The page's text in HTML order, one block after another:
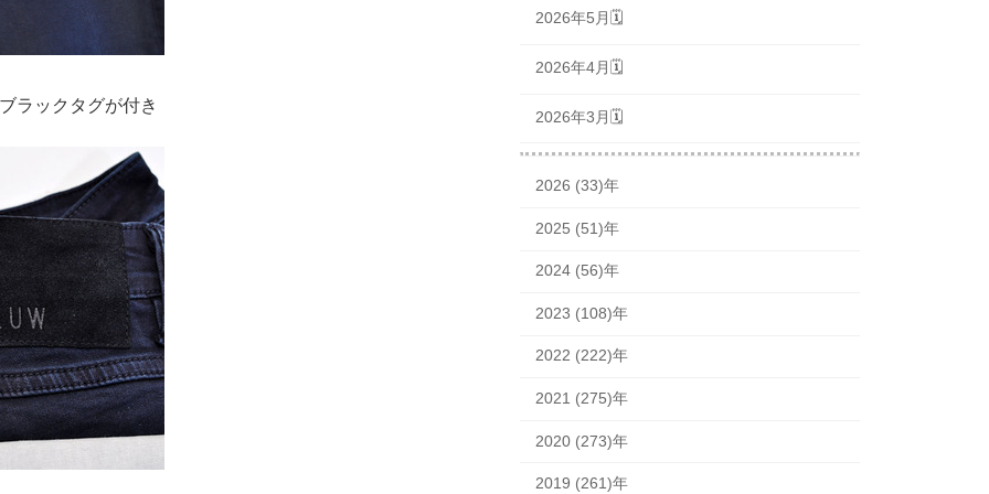
ラックタグが付き
2026年5月🗓
2026年4月🗓
2026年3月🗓
2026 (33)年
2025 (51)年
2024 (56)年
2023 (108)年
2022 (222)年
2021 (275)年
2020 (273)年
2019 (261)年